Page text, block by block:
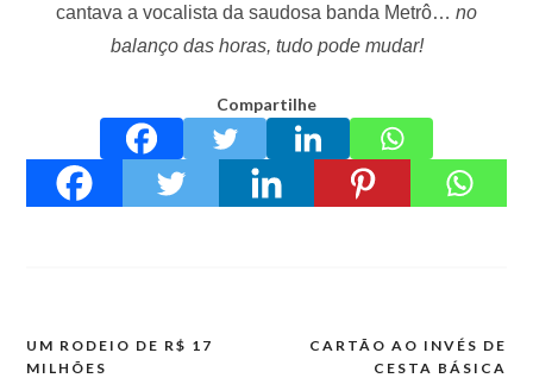
cantava a vocalista da saudosa banda Metrô… no
balanço das horas, tudo pode mudar!
Compartilhe
Navegação
UM RODEIO DE R$ 17
MILHÕES
CARTÃO AO INVÉS DE
CESTA BÁSICA